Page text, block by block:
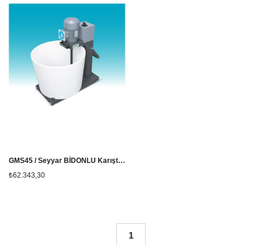
GMS45 / Seyyar BİDONLU Karıştırıcı
₺62.343,30
1